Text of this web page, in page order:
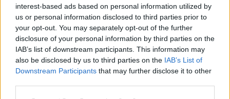
interest-based ads based on personal information utilized by
us or personal information disclosed to third parties prior to
your opt-out. You may separately opt-out of the further
disclosure of your personal information by third parties on the
IAB’s list of downstream participants. This information may
also be disclosed by us to third parties on the IAB’s List of
Downstream Participants that may further disclose it to other
Belváros-Lipótváros
játszótér